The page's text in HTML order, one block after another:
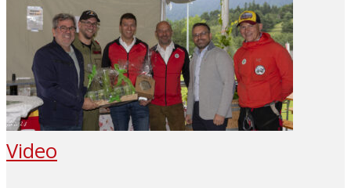
Video